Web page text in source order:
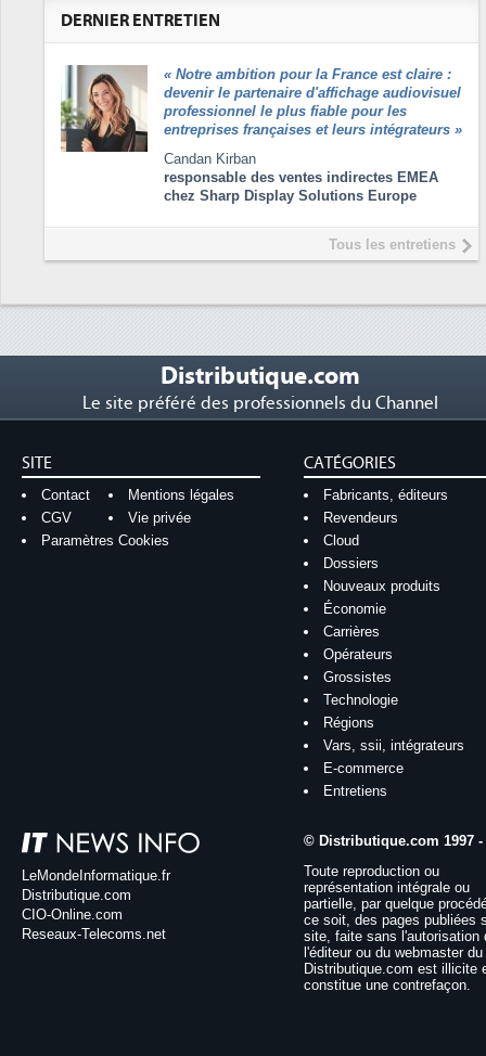
DERNIER ENTRETIEN
« Notre ambition pour la France est claire :
devenir le partenaire d'affichage audiovisuel
professionnel le plus fiable pour les
entreprises françaises et leurs intégrateurs »
Candan Kirban
responsable des ventes indirectes EMEA
chez Sharp Display Solutions Europe
Tous les entretiens
Distributique.com
Le site préféré des professionnels du Channel
SITE
Contact
Mentions légales
CGV
Vie privée
Paramètres Cookies
CATÉGORIES
Fabricants, éditeurs
Revendeurs
Cloud
Dossiers
Nouveaux produits
Économie
Carrières
Opérateurs
Grossistes
Technologie
Régions
Vars, ssii, intégrateurs
E-commerce
Entretiens
LeMondeInformatique.fr
Distributique.com
CIO-Online.com
Reseaux-Telecoms.net
© Distributique.com 1997 -
Toute reproduction ou
représentation intégrale ou
partielle, par quelque
ce soit, des pages publiées
site, faite sans l'autorisation
l'éditeur ou du webmaster
Distributique.com est illicite
constitue une contrefaçon.